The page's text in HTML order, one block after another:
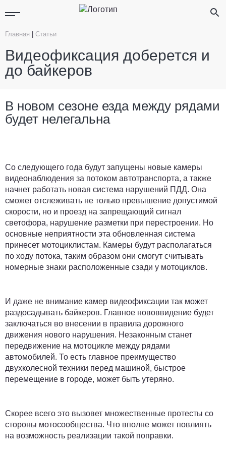
Главная Статьи
Видеофиксация доберется и
до байкеров
В новом сезоне езда между рядами
будет нелегальна
Со следующего года будут запущены новые камеры
видеонаблюдения за потоком автотранспорта, а также
начнет работать новая система нарушений ПДД. Она
сможет отслеживать не только превышение допустимой
скорости, но и проезд на запрещающий сигнал
светофора, нарушение разметки при перестроении. Но
основные неприятности эта обновленная система
принесет мотоциклистам. Камеры будут располагаться
по ходу потока, таким образом они смогут считывать
номерные знаки расположенные сзади у мотоциклов.
И даже не внимание камер видеофиксации так может
раздосадывать байкеров. Главное нововвидение будет
заключаться во внесении в правила дорожного
движения нового нарушения. Незаконным станет
передвижение на мотоцикле между рядами
автомобилей. То есть главное преимущество
двухколесной техники перед машиной, быстрое
перемещение в городе, может быть утеряно.
Скорее всего это вызовет множественные протесты со
стороны мотосообщества. Что вполне может повлиять
на возможность реализации такой поправки.